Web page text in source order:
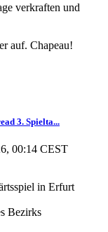
verkraften und
auf. Chapeau!
3. Spielta...
00:14 CEST
in Erfurt
Bezirks